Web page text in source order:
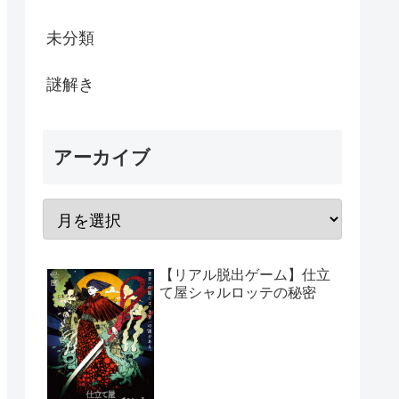
未分類
謎解き
アーカイブ
【リアル脱出ゲーム】仕立
て屋シャルロッテの秘密